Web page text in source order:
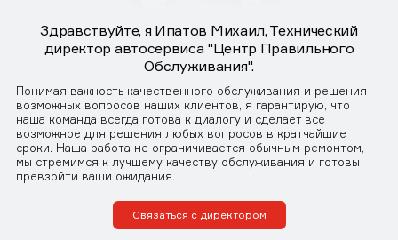
Здравствуйте, я Ипатов Михаил, Технический
директор автосервиса "Центр Правильного
Обслуживания".
Понимая важность качественного обслуживания и решения
возможных вопросов наших клиентов, я гарантирую, что
наша команда всегда готова к диалогу и сделает все
возможное для решения любых вопросов в кратчайшие
сроки. Наша работа не ограничивается обычным ремонтом,
мы стремимся к лучшему качеству обслуживания и готовы
превзойти ваши ожидания.
Связаться с директором